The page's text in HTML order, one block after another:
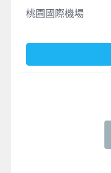
桃園國際機場